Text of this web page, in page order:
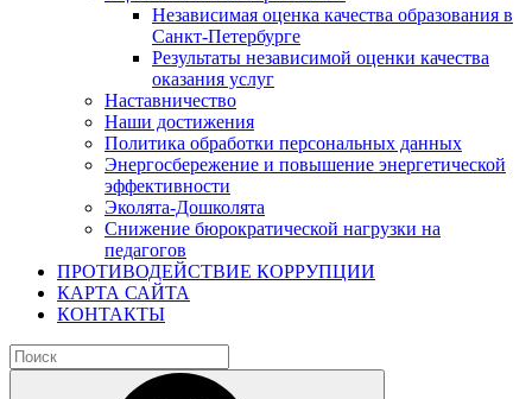
Независимая оценка качества образования в
Санкт-Петербурге
Результаты независимой оценки качества
оказания услуг
Наставничество
Наши достижения
Политика обработки персональных данных
Энергосбережение и повышение энергетической
эффективности
Эколята-Дошколята
Снижение бюрократической нагрузки на
педагогов
ПРОТИВОДЕЙСТВИЕ КОРРУПЦИИ
КАРТА САЙТА
КОНТАКТЫ